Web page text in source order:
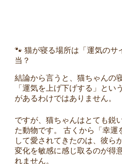
🐾 猫が寝る場所は「運気のサ
当？
結論から言うと、猫ちゃんの
「運気を上げ下げする」とい
があるわけではありません。
ですが、猫ちゃんはとても鋭
た動物です。 古くから「幸運
して愛されてきたのは、彼ら
変化を敏感に感じ取るのが得
れません。